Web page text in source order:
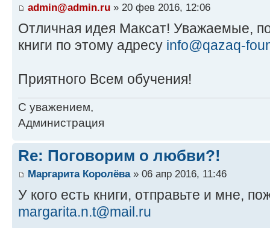
admin@admin.ru » 20 фев 2016, 12:06
Отличная идея Максат! Уважаемые,
книги по этому адресу info@qazaq-
Приятного Всем обучения!
С уважением,
Администрация
Re: Поговорим о любви?!
Маргарита Королёва» 06 апр 2016, 11:46
У кого есть книги, отправьте и мне,
margarita.n.t@mail.ru